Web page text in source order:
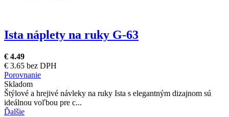
Ista náplety na ruky G-63
€ 4.49
€ 3.65 bez DPH
Porovnanie
Skladom
Štýlové a hrejivé návleky na ruky Ista s elegantným dizajnom sú
ideálnou voľbou pre c...
Ďalšie